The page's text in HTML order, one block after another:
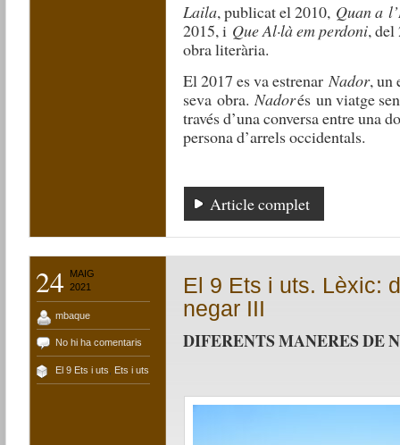
Laila, publicat el 2010, Quan a
2015, i Que Al·là em perdoni, del
obra literària.
El 2017 es va estrenar Nador, un
sevaobra.Nadorésun viatge
través d’una conversa entre una
persona d’arrels occidentals.
Article complet
24
MAIG
2021
mbaque
No hi ha comentaris
El 9 Ets i uts Ets i uts
El 9 Ets i uts. Lèxic:
negar III
DIFERENTS MANERES DE